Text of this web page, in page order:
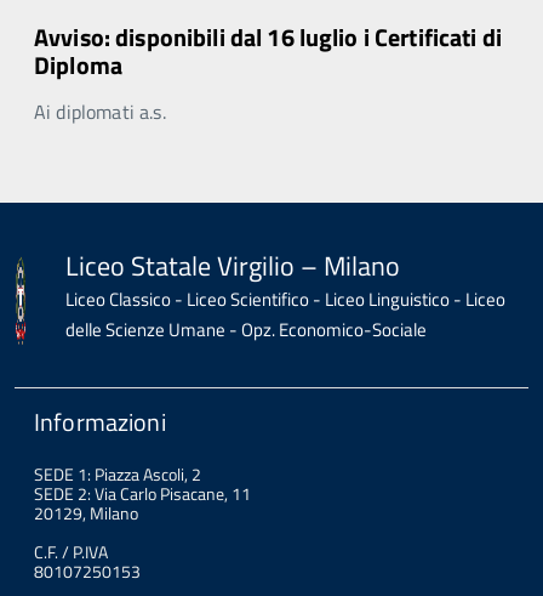
Avviso: disponibili dal 16 luglio i Certificati di
Diploma
Ai diplomati a.s.
Liceo Statale Virgilio – Milano
Liceo Classico - Liceo Scientifico - Liceo Linguistico - Liceo
delle Scienze Umane - Opz. Economico-Sociale
Informazioni
SEDE 1: Piazza Ascoli, 2
SEDE 2: Via Carlo Pisacane, 11
20129, Milano
C.F. / P.IVA
80107250153